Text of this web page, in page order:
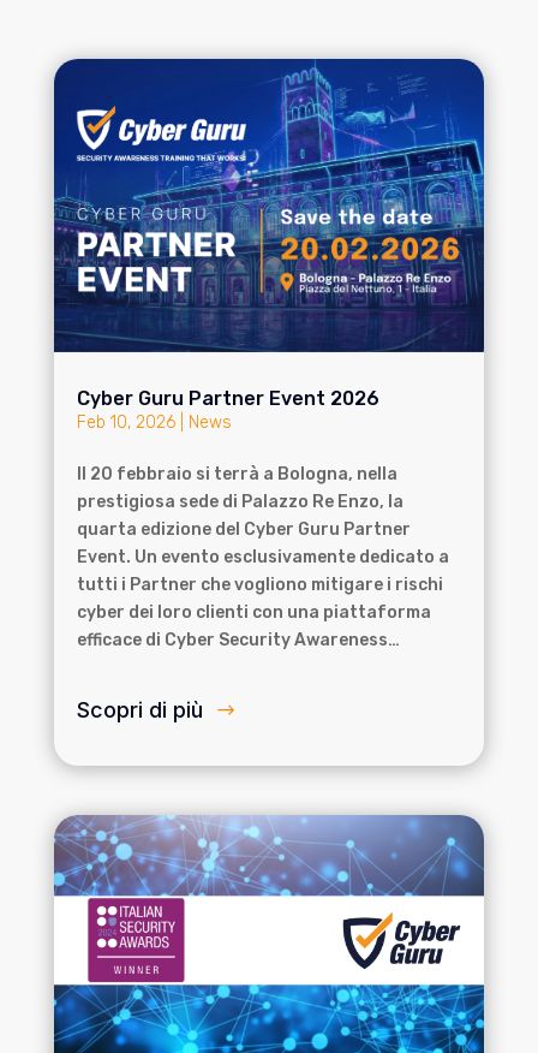
Cyber Guru Partner Event 2026
Feb 10, 2026| News
Il 20 febbraio si terrà a Bologna, nella
prestigiosa sede di Palazzo Re Enzo, la
quarta edizione del Cyber Guru Partner
Event. Un evento esclusivamente dedicato a
tutti i Partner che vogliono mitigare i rischi
cyber dei loro clienti con una piattaforma
efficace di Cyber Security Awareness…
Scopri di più